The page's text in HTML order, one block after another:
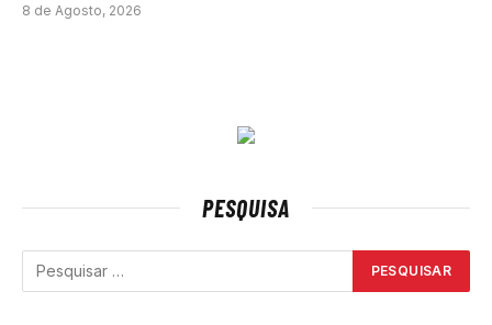
8 de Agosto, 2026
PESQUISA